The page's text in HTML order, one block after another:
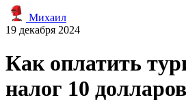
Михаил
19 декабря 2024
Как оплатить
налог 10